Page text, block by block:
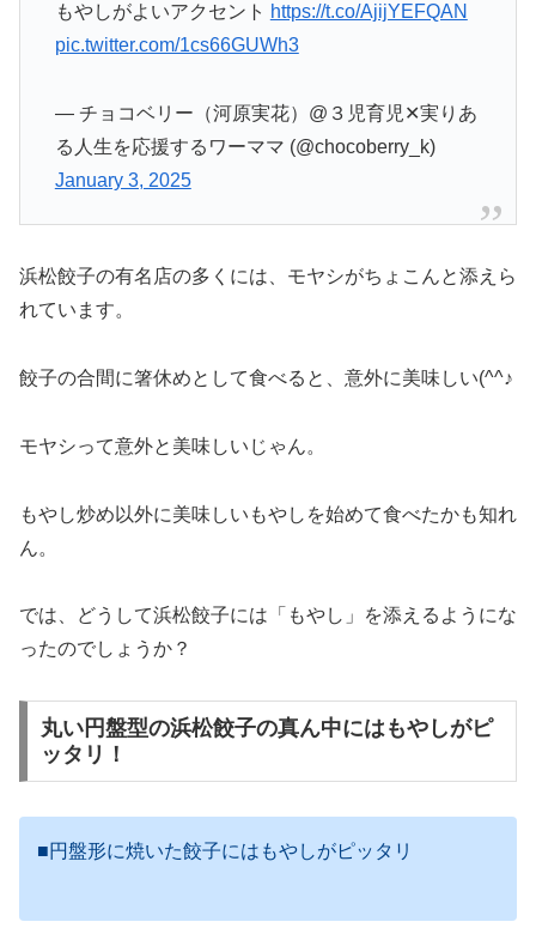
もやしがよいアクセント https://t.co/AjijYEFQAN
pic.twitter.com/1cs66GUWh3
— チョコベリー（河原実花）@３児育児✕実りあ
る人生を応援するワーママ (@chocoberry_k)
January 3, 2025
浜松餃子の有名店の多くには、モヤシがちょこんと添えら
れています。
餃子の合間に箸休めとして食べると、意外に美味しい(^^♪
モヤシって意外と美味しいじゃん。
もやし炒め以外に美味しいもやしを始めて食べたかも知れ
ん。
では、どうして浜松餃子には「もやし」を添えるようにな
ったのでしょうか？
丸い円盤型の浜松餃子の真ん中にはもやしがピ
ッタリ！
■円盤形に焼いた餃子にはもやしがピッタリ